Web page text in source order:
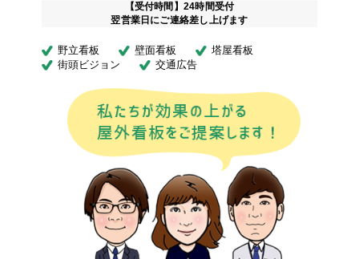
【受付時間】24時間受付
翌営業日にご連絡差し上げます
野立看板 壁面看板
塔屋看板
街頭ビジョン
交通広告